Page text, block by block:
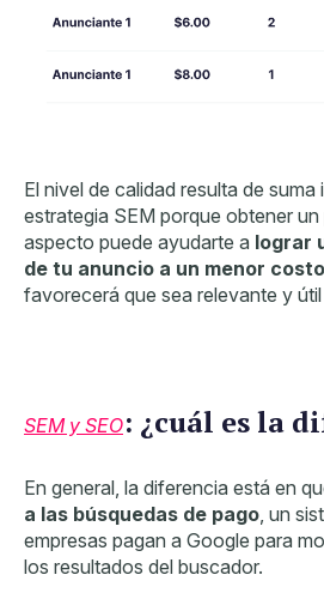
El nivel de calidad resulta de
estrategia SEM porque obtener
aspecto puede ayudarte a lograr
de tu anuncio a un menor costo
favorecerá que sea relevante y
SEM y SEO: ¿cuál es la
En general, la diferencia está en
a las búsquedas de pago , un
empresas pagan a Google para
los resultados del buscador.